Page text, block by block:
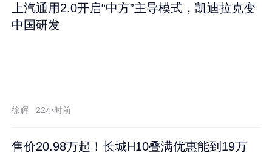
上汽通用2.0开启“中方”主导模式，凯迪拉克变
中国研发
徐辉 22小时前
售价20.98万起！长城H10叠满优惠能到19万